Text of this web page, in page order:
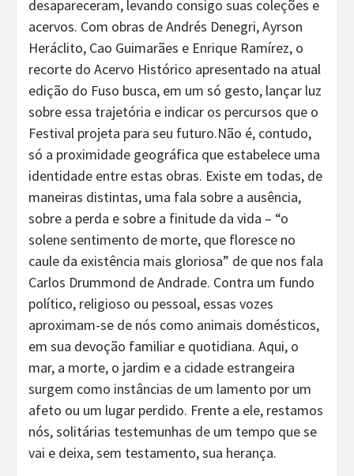
desapareceram, levando consigo suas coleções e
acervos. Com obras de Andrés Denegri, Ayrson
Heráclito, Cao Guimarães e Enrique Ramírez, o
recorte do Acervo Histórico apresentado na atual
edição do Fuso busca, em um só gesto, lançar luz
sobre essa trajetória e indicar os percursos que o
Festival projeta para seu futuro.Não é, contudo,
só a proximidade geográfica que estabelece uma
identidade entre estas obras. Existe em todas, de
maneiras distintas, uma fala sobre a ausência,
sobre a perda e sobre a finitude da vida – “o
solene sentimento de morte, que floresce no
caule da existência mais gloriosa” de que nos fala
Carlos Drummond de Andrade. Contra um fundo
político, religioso ou pessoal, essas vozes
aproximam-se de nós como animais domésticos,
em sua devoção familiar e quotidiana. Aqui, o
mar, a morte, o jardim e a cidade estrangeira
surgem como instâncias de um lamento por um
afeto ou um lugar perdido. Frente a ele, restamos
nós, solitárias testemunhas de um tempo que se
vai e deixa, sem testamento, sua herança.